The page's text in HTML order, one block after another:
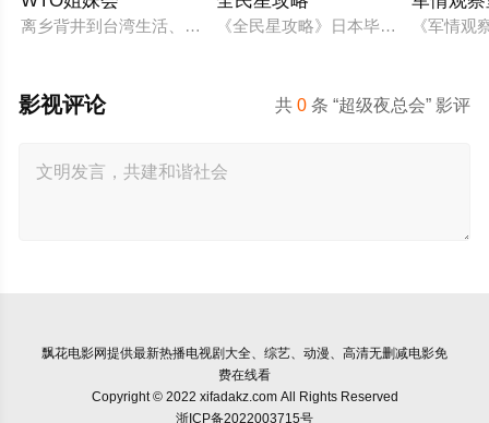
离乡背井到台湾生活、读书，每个台湾新住民难免会因为文化
《全民星攻略》日本毕业典礼向学
《军情
共0 条 “超级夜总会” 影评
影视评论
飘花电影网提供最新热播电视剧大全、综艺、动漫、高清无删减电影免
费在线看
Copyright © 2022 xifadakz.com All Rights Reserved
浙ICP备2022003715号